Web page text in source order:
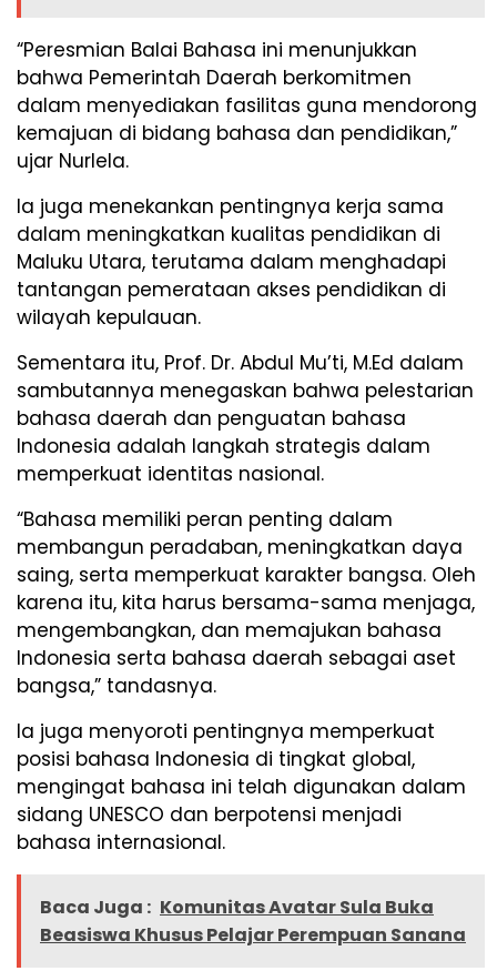
“Peresmian Balai Bahasa ini menunjukkan
bahwa Pemerintah Daerah berkomitmen
dalam menyediakan fasilitas guna mendorong
kemajuan di bidang bahasa dan pendidikan,”
ujar Nurlela.
Ia juga menekankan pentingnya kerja sama
dalam meningkatkan kualitas pendidikan di
Maluku Utara, terutama dalam menghadapi
tantangan pemerataan akses pendidikan di
wilayah kepulauan.
Sementara itu, Prof. Dr. Abdul Mu’ti, M.Ed dalam
sambutannya menegaskan bahwa pelestarian
bahasa daerah dan penguatan bahasa
Indonesia adalah langkah strategis dalam
memperkuat identitas nasional.
“Bahasa memiliki peran penting dalam
membangun peradaban, meningkatkan daya
saing, serta memperkuat karakter bangsa. Oleh
karena itu, kita harus bersama-sama menjaga,
mengembangkan, dan memajukan bahasa
Indonesia serta bahasa daerah sebagai aset
bangsa,” tandasnya.
Ia juga menyoroti pentingnya memperkuat
posisi bahasa Indonesia di tingkat global,
mengingat bahasa ini telah digunakan dalam
sidang UNESCO dan berpotensi menjadi
bahasa internasional.
Baca Juga : Komunitas Avatar Sula Buka
Beasiswa Khusus Pelajar Perempuan Sanana